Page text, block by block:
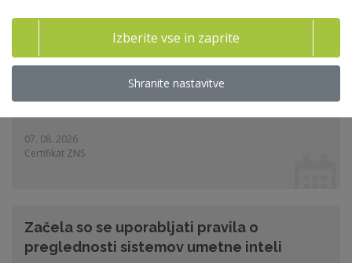
20 let Certifikata ZNS – skozi oči prvih
imetnikov
"Certifikat mi prav tako predstavlja pomembno strokovno
07. 08. 2026
Certifikat ZNS
Začela so se uporabljati pravila o
preglednosti sistemov umetne inteli
Izberite vse in zaprite
Shranite nastavitve